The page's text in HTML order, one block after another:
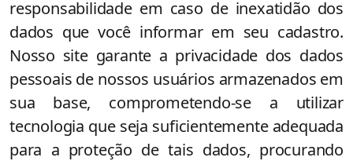
responsabilidade em caso de inexatidão dos
dados que você informar em seu cadastro.
Nosso site garante a privacidade dos dados
pessoais de nossos usuários armazenados em
sua base, comprometendo-se a utilizar
tecnologia que seja suficientemente adequada
para a proteção de tais dados, procurando